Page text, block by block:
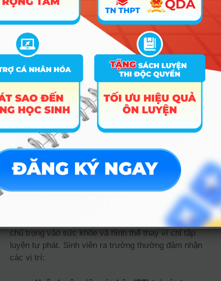
tính mạnh.
Khả năng quan sát chi tiết:
Một huấn luyện
viên giỏi phải phát hiện ra lỗi sai dù là nhỏ
nhất trong tư thế của học trò để vừa tối ưu
thành tích, vừa ngăn ngừa chấn thương nguy
hiểm.
Kỹ năng truyền đạt và tâm lý:Bạn cần biết
cách dùng ngôn ngữ để giải thích các kỹ
thuật phức tạp một cách đơn giản nhất và
biết lúc nào cần “nâng” hoặc “nén” tinh thần
của học viên.
Cơ hội việc làm & Mức
lương tham khảo
Thị trường lao động ngành Huấn luyện thể thao hiện
nay đang trong giai đoạn bùng nổ nhu cầu nhân lực
chất lượng cao, đặc biệt khi người dân ngày càng
chú trọng vào sức khỏe và hình thể thay vì chỉ tập
luyện tự phát. Sinh viên ra trường thường đảm nhận
các vị trí: